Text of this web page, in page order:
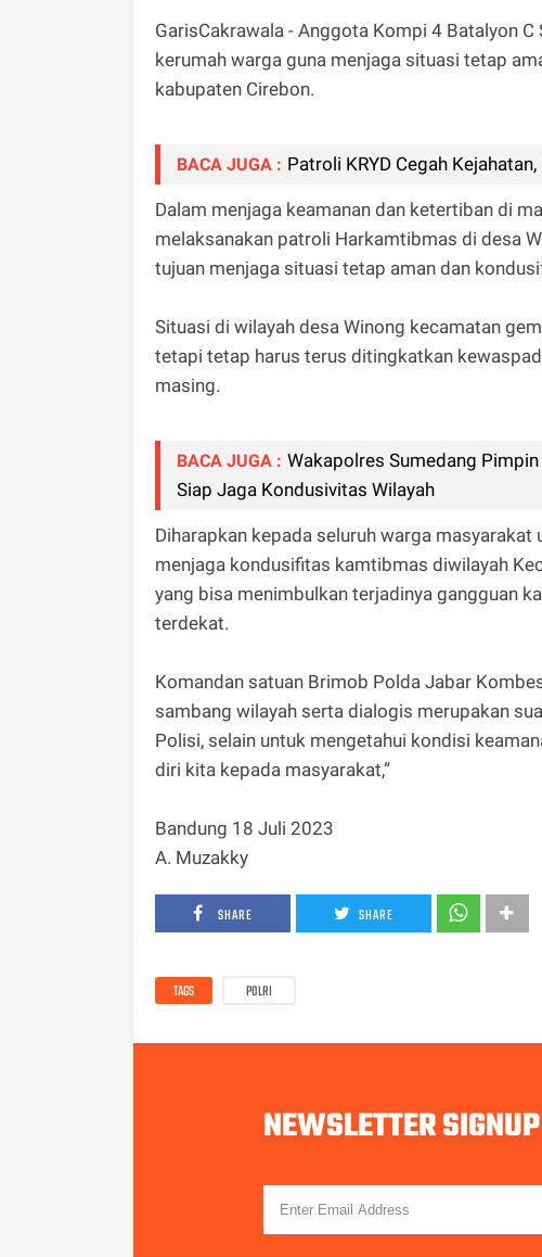
GarisCakrawala - Anggota Kompi 4 Batalyon
kerumah warga guna menjaga situasi tetap
kabupaten Cirebon.
BACA JUGA : ‎Patroli KRYD Cegah
Dalam menjaga keamanan dan ketertiban di
melaksanakan patroli Harkamtibmas di desa
tujuan menjaga situasi tetap aman dan
Situasi di wilayah desa Winong kecamatan
tetapi tetap harus terus ditingkatkan
masing.
BACA JUGA : Wakapolres Sumedang
Siap Jaga Kondusivitas Wilayah
Diharapkan kepada seluruh warga
menjaga kondusifitas kamtibmas diwilayah
yang bisa menimbulkan terjadinya gangguan
terdekat.
Komandan satuan Brimob Polda Jabar
sambang wilayah serta dialogis merupakan
Polisi, selain untuk mengetahui kondisi
diri kita kepada masyarakat,”
Bandung 18 Juli 2023
A. Muzakky
SHARE SHARE
TAGS POLRI
NEWSLETTER SIGNUP